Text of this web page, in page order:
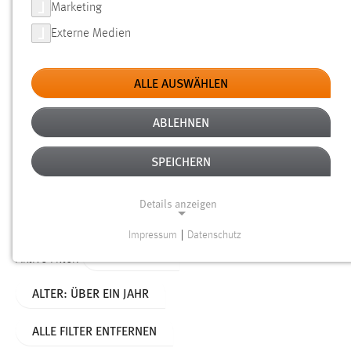
FILTER
Typ
Erstellungsdatum
Alter
Aktive Filter:
ALTER: ÜBER EIN JAHR
ALLE FILTER ENTFERNEN
Marketing
Externe Medien
ALLE AUSWÄHLEN
ABLEHNEN
SPEICHERN
Details anzeigen
Funktionen und sind für die einwandfreie Funktion der
Impressum Datenschutz